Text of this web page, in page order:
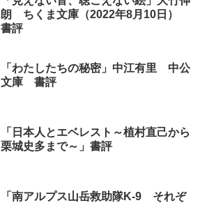
朗 ちくま文庫（2022年8月10日）
書評
「わたしたちの秘密」中江有里 中公
文庫 書評
「日本人とエベレスト～植村直己から
栗城史多まで～」書評
「南アルプス山岳救助隊K-9 それぞ